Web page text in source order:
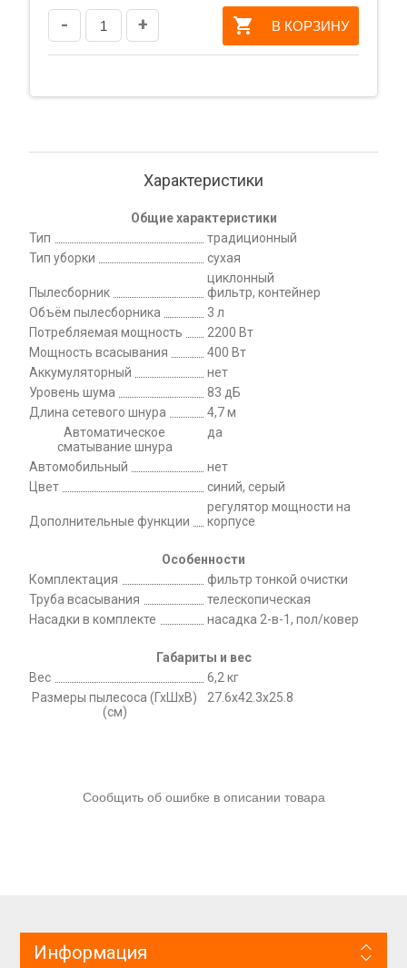
- + В КОРЗИНУ
Характеристики
Общие характеристики
Тип
традиционный
Тип уборки
сухая
Пылесборник
циклонный
фильтр, контейнер
Объём пылесборника
3 л
Потребляемая мощность
2200 Вт
Мощность всасывания
400 Вт
Аккумуляторный
нет
Уровень шума
83 дБ
Длина сетевого шнура
4,7 м
Автоматическое
сматывание шнура
да
Автомобильный
нет
Цвет
синий, серый
Дополнительные функции
регулятор мощности на
корпусе
Особенности
Комплектация
фильтр тонкой очистки
Труба всасывания
телескопическая
Насадки в комплекте
насадка 2-в-1, пол/ковер
Габариты и вес
Вес
6,2 кг
Размеры пылесоса (ГхШхВ)
(см)
27.6x42.3x25.8
Сообщить об ошибке в описании товара
Информация